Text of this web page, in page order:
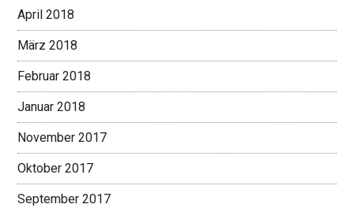
April 2018
März 2018
Februar 2018
Januar 2018
November 2017
Oktober 2017
September 2017